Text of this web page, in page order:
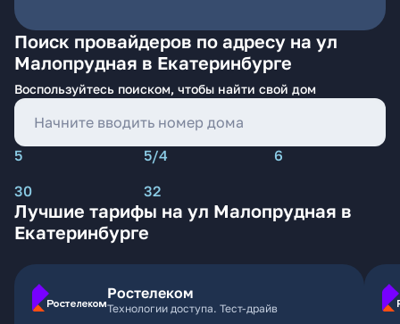
Поиск провайдеров по адресу на ул
Малопрудная в Екатеринбурге
Воспользуйтесь поиском, чтобы найти свой дом
5 5/4
6
30
32
Лучшие тарифы на ул Малопрудная в
Екатеринбурге
Ростелеком
Технологии доступа. Тест-драйв